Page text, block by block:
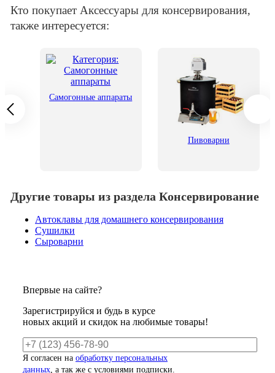
Кто покупает Аксессуары для консервирования,
также интересуется:
Самогонные аппараты
Пивоварни
Другие товары из раздела Консервирование
Автоклавы для домашнего консервирования
Сушилки
Сыроварни
Впервые на сайте?
Зарегистрируйся и будь в курсе
новых акций и скидок на любимые товары!
Я согласен на обработку персональных
данных , а так же с условиями подписки.